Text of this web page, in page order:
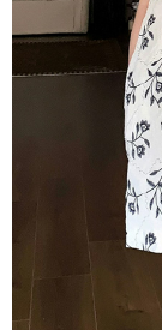
【注意事項】
１．透過由恩沛科技
易，需依本服務之
權轉讓予恩沛科技
２．關於個人資料
https://aftee.tw/
３．未成年的使用
「AFTEE先享後付
４．使用「AFTEE
時審查核予不同之
請求用戶進行身份認
５．嚴禁一人註冊
恩沛科技股份有限
離島取貨加價40
每筆NT$80，滿
付款後7-11取貨
每筆NT$80，滿
每筆NT$100，滿